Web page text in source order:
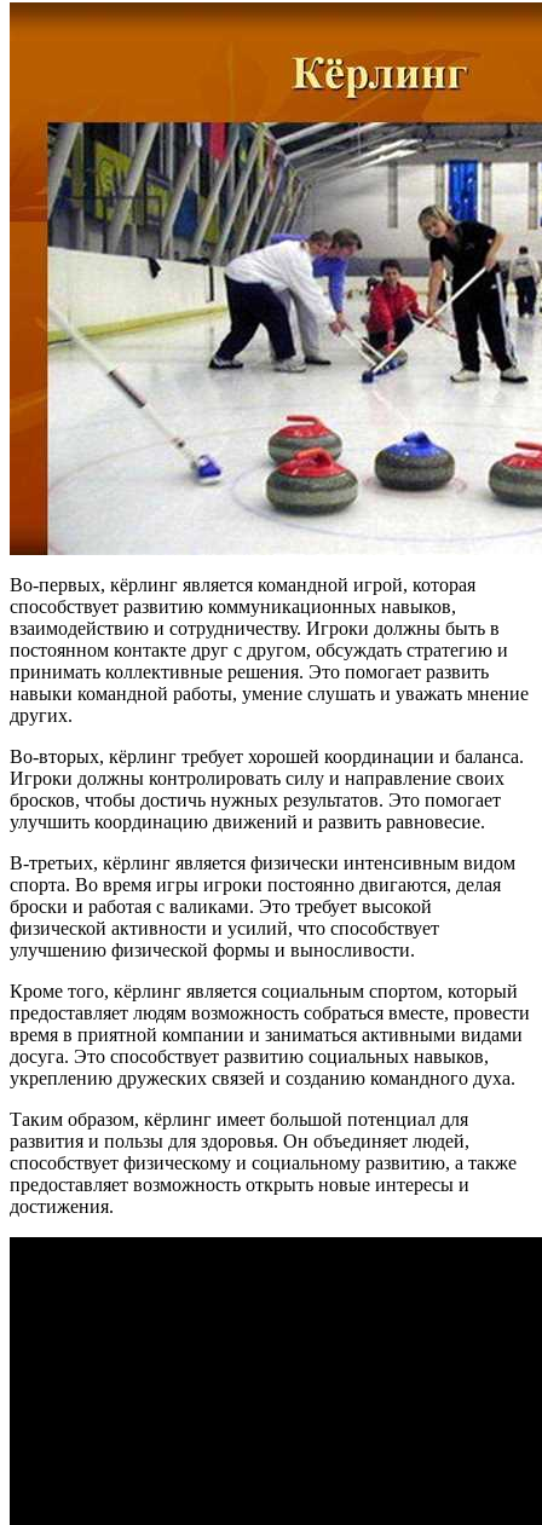
Во-первых, кёрлинг является командной игрой, которая
способствует развитию коммуникационных навыков,
взаимодействию и сотрудничеству. Игроки должны быть в
постоянном контакте друг с другом, обсуждать стратегию и
принимать коллективные решения. Это помогает развить
навыки командной работы, умение слушать и уважать мнение
других.
Во-вторых, кёрлинг требует хорошей координации и баланса.
Игроки должны контролировать силу и направление своих
бросков, чтобы достичь нужных результатов. Это помогает
улучшить координацию движений и развить равновесие.
В-третьих, кёрлинг является физически интенсивным видом
спорта. Во время игры игроки постоянно двигаются, делая
броски и работая с валиками. Это требует высокой
физической активности и усилий, что способствует
улучшению физической формы и выносливости.
Кроме того, кёрлинг является социальным спортом, который
предоставляет людям возможность собраться вместе, провести
время в приятной компании и заниматься активными видами
досуга. Это способствует развитию социальных навыков,
укреплению дружеских связей и созданию командного духа.
Таким образом, кёрлинг имеет большой потенциал для
развития и пользы для здоровья. Он объединяет людей,
способствует физическому и социальному развитию, а также
предоставляет возможность открыть новые интересы и
достижения.